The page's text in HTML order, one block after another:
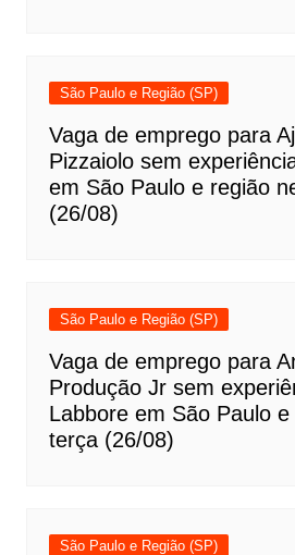
São Paulo e Região (SP)
Vaga de emprego para
Pizzaiolo sem
em São Paulo e região
(26/08)
São Paulo e Região (SP)
Vaga de emprego para
Produção Jr sem
Labbore em São Paulo
terça (26/08)
São Paulo e Região (SP)